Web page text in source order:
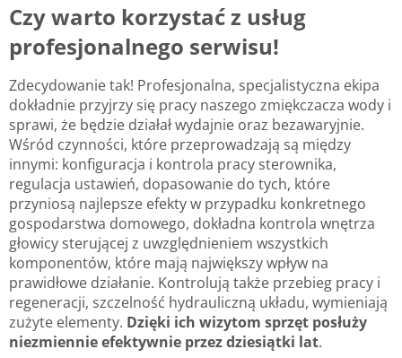
Czy warto korzystać z usług
profesjonalnego serwisu!
Zdecydowanie tak! Profesjonalna, specjalistyczna ekipa
dokładnie przyjrzy się pracy naszego zmiękczacza wody i
sprawi, że będzie działał wydajnie oraz bezawaryjnie.
Wśród czynności, które przeprowadzają są między
innymi: konfiguracja i kontrola pracy sterownika,
regulacja ustawień, dopasowanie do tych, które
przyniosą najlepsze efekty w przypadku konkretnego
gospodarstwa domowego, dokładna kontrola wnętrza
głowicy sterującej z uwzględnieniem wszystkich
komponentów, które mają największy wpływ na
prawidłowe działanie. Kontrolują także przebieg pracy i
regeneracji, szczelność hydrauliczną układu, wymieniają
zużyte elementy. Dzięki ich wizytom sprzęt posłuży
niezmiennie efektywnie przez dziesiątki lat.